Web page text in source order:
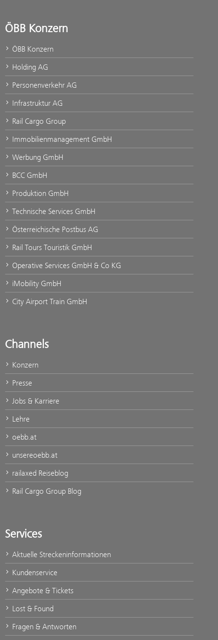
ÖBB Konzern
ÖBB Konzern
Holding AG
Personenverkehr AG
Infrastruktur AG
Rail Cargo Group
Immobilienmanagement GmbH
Werbung GmbH
BCC GmbH
Produktion GmbH
Technische Services GmbH
Österreichische Postbus AG
Rail Tours Touristik GmbH
Operative Services GmbH & Co KG
iMobility GmbH
City Airport Train GmbH
Channels
Konzern
Presse
Jobs & Karriere
Lehre
oebb.at
unsereoebb.at
railaxed Reiseblog
Rail Cargo Group Blog
Services
Aktuelle Streckeninformationen
Kundenservice
Angebote & Tickets
Lost & Found
Fragen & Antworten